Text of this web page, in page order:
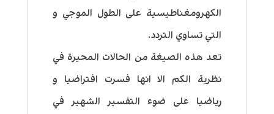
الكهرومغناطيسية على الطول الموجي و
التي تساوي التردد.
تعد هذه الصيغة من الحالات المحيرة في
نظرية الكم الا انها فسرت افتراضيا و
رياضيا على ضوء التفسير الشهير في